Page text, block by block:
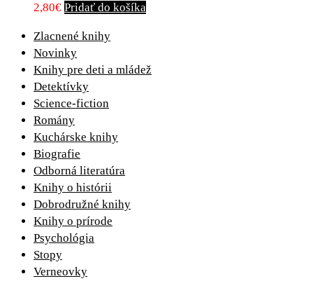
2,80€ Pridať do košíka
Zlacnené knihy
Novinky
Knihy pre deti a mládež
Detektívky
Science-fiction
Romány
Kuchárske knihy
Biografie
Odborná literatúra
Knihy o histórii
Dobrodružné knihy
Knihy o prírode
Psychológia
Stopy
Verneovky